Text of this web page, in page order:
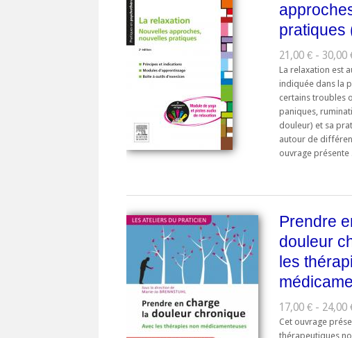
pratiques
21,00 € - 30,00
La relaxation est
indiquée dans la
certains troubles
paniques,
douleur) et sa
autour de
ouvrage présente
Prendre
douleur
les
17,00 € - 24,00
Cet ouvrage
thérapeutiques